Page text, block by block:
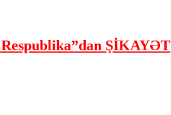
ŞİKAYƏT